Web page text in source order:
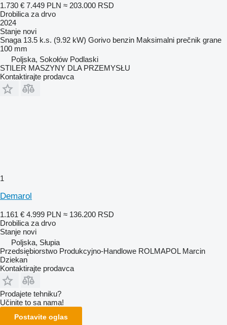
1.730 € 7.449 PLN ≈ 203.000 RSD
Drobilica za drvo
2024
Stanje novi
Snaga 13.5 k.s. (9.92 kW) Gorivo benzin Maksimalni prečnik grane
100 mm
Poljska, Sokołów Podlaski
STILER MASZYNY DLA PRZEMYSŁU
Kontaktirajte prodavca
1
Demarol
1.161 € 4.999 PLN ≈ 136.200 RSD
Drobilica za drvo
Stanje novi
Poljska, Słupia
Przedsiębiorstwo Produkcyjno-Handlowe ROLMAPOL Marcin
Dziekan
Kontaktirajte prodavca
Prodajete tehniku?
Učinite to sa nama!
Postavite oglas